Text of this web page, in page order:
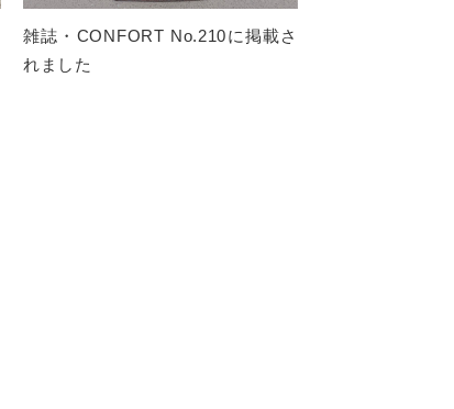
雑誌・CONFORT No.210に掲載さ
れました